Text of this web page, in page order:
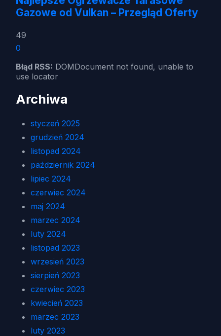
Gazowe od Vulkan – Przegląd Oferty
49
0
Błąd RSS: DOMDocument not found, unable to
use locator
Archiwa
styczeń 2025
grudzień 2024
listopad 2024
październik 2024
lipiec 2024
czerwiec 2024
maj 2024
marzec 2024
luty 2024
listopad 2023
wrzesień 2023
sierpień 2023
czerwiec 2023
kwiecień 2023
marzec 2023
luty 2023